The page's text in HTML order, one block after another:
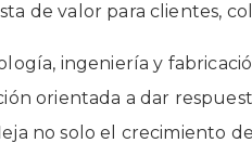
de valor para clientes,
ingeniería y
orientada a dar
no solo el crecimiento